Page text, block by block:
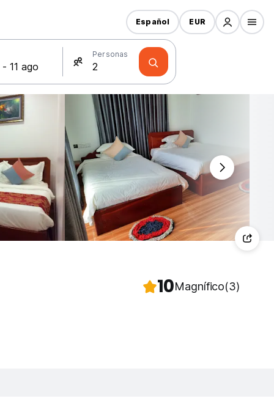
Personas
Español EUR
10Magnífico(3)